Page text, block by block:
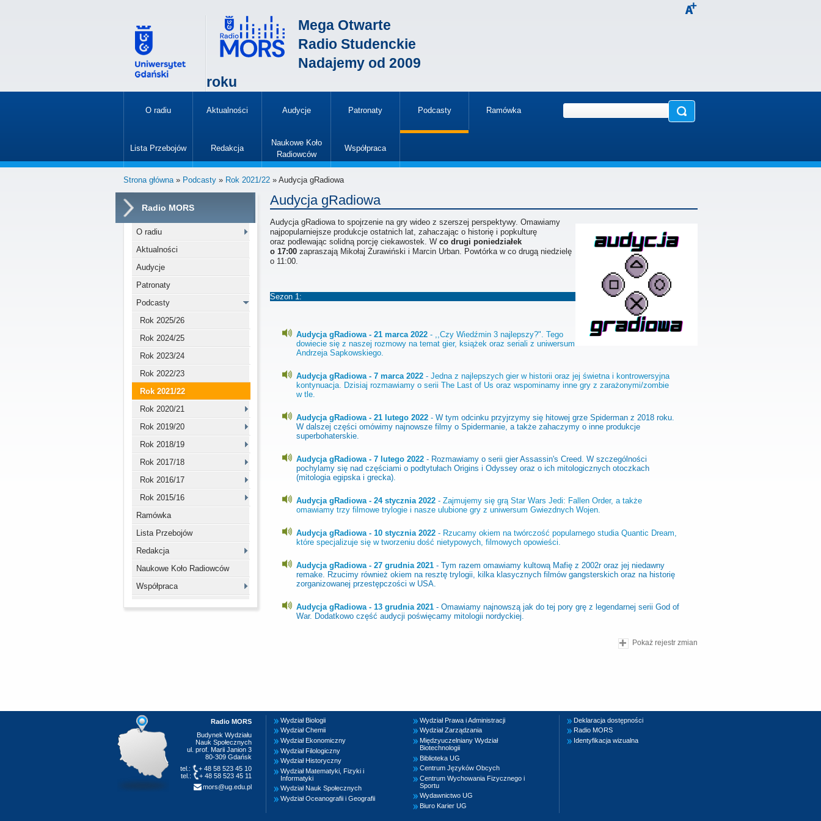
Mega Otwarte
Radio Studenckie
Nadajemy od 2009
roku
O radiu Aktualności Audycje Patronaty Podcasty
»
Ramówka
Lista Przebojów Redakcja
Naukowe Koło
Radiowców
Współpraca
Strona główna» Podcasty » Rok 2021/22 » Audycja gRadiowa
Radio MORS
O radiu
Aktualności
Audycje
Patronaty
Podcasty
Rok 2025/26
Rok 2024/25
Rok 2023/24
Rok 2022/23
Rok 2021/22
Rok 2020/21
Rok 2019/20
Rok 2018/19
Rok 2017/18
Rok 2016/17
Rok 2015/16
Ramówka
Lista Przebojów
Redakcja
Naukowe Koło Radiowców
Współpraca
Audycja gRadiowa
Audycja gRadiowa to spojrzenie na gry wideo z szerszej perspektywy. Omawiamy
najpopularniejsze produkcje ostatnich lat, zahaczając o historię i popkulturę
oraz podlewając solidną porcję ciekawostek. W co drugi poniedziałek
o 17:00 zapraszają Mikołaj Żurawiński i Marcin Urban. Powtórka w co drugą niedzielę
o 11:00.
Sezon 1:
Audycja gRadiowa - 21 marca 2022 - ,,Czy Wiedźmin 3 najlepszy?". Tego
dowiecie się z naszej rozmowy na temat gier, książek oraz seriali z uniwersum
Andrzeja Sapkowskiego.
Audycja gRadiowa - 7 marca 2022 - Jedna z najlepszych gier w historii oraz jej świetna i kontrowersyjna
kontynuacja. Dzisiaj rozmawiamy o serii The Last of Us oraz wspominamy inne gry z zarażonymi/zombie
w tle.
Audycja gRadiowa - 21 lutego 2022 - W tym odcinku przyjrzymy się hitowej grze Spiderman z 2018 roku.
W dalszej części omówimy najnowsze filmy o Spidermanie, a także zahaczymy o inne produkcje
superbohaterskie.
Audycja gRadiowa - 7 lutego 2022 - Rozmawiamy o serii gier Assassin's Creed. W szczególności
pochylamy się nad częściami o podtytułach Origins i Odyssey oraz o ich mitologicznych otoczkach
(mitologia egipska i grecka).
Audycja gRadiowa - 24 stycznia 2022 - Zajmujemy się grą Star Wars Jedi: Fallen Order, a także
omawiamy trzy filmowe trylogie i nasze ulubione gry z uniwersum Gwiezdnych Wojen.
Audycja gRadiowa - 10 stycznia 2022 - Rzucamy okiem na twórczość popularnego studia Quantic Dream,
które specjalizuje się w tworzeniu dość nietypowych, filmowych opowieści.
Audycja gRadiowa - 27 grudnia 2021 - Tym razem omawiamy kultową Mafię z 2002r oraz jej niedawny
remake. Rzucimy również okiem na resztę trylogii, kilka klasycznych filmów gangsterskich oraz na historię
zorganizowanej przestępczości w USA.
Audycja gRadiowa - 13 grudnia 2021 - Omawiamy najnowszą jak do tej pory grę z legendarnej serii God of
War. Dodatkowo część audycji poświęcamy mitologii nordyckiej.
Pokaż rejestr zmian
Radio MORS
Budynek Wydziału
Nauk Społecznych
ul. prof. Marii Janion 3
80-309 Gdańsk
tel.:
+ 48 58 523 45 10
tel.:
+ 48 58 523 45 11
mors@ug.edu.pl
Wydział Biologii
Wydział Chemii
Wydział Ekonomiczny
Wydział Filologiczny
Wydział Historyczny
Wydział Matematyki, Fizyki i
Informatyki
Wydział Nauk Społecznych
Wydział Oceanografii i Geografii
Wydział Prawa i Administracji
Wydział Zarządzania
Międzyuczelniany Wydział
Biotechnologii
Biblioteka UG
Centrum Języków Obcych
Centrum Wychowania Fizycznego i
Sportu
Wydawnictwo UG
Biuro Karier UG
Deklaracja dostępności
Radio MORS
Identyfikacja wizualna